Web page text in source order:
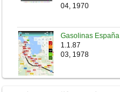
04, 1970
Gasolinas España
1.1.87
03, 1978